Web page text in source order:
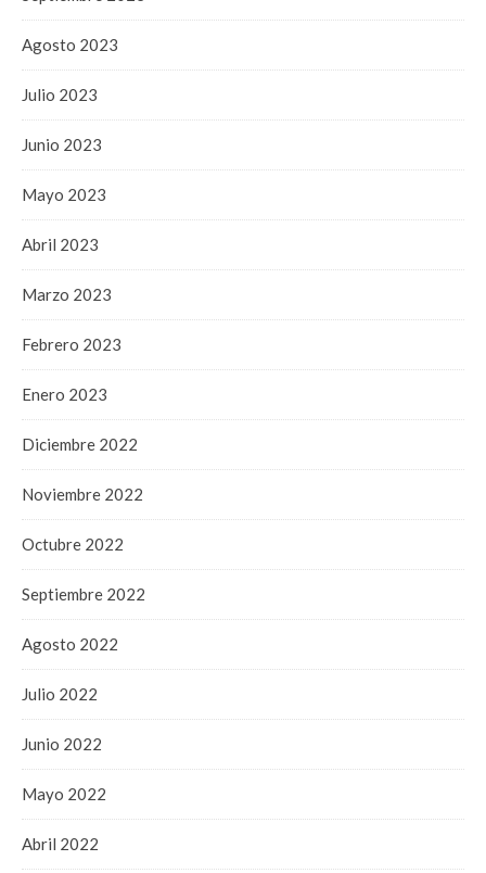
Agosto 2023
Julio 2023
Junio 2023
Mayo 2023
Abril 2023
Marzo 2023
Febrero 2023
Enero 2023
Diciembre 2022
Noviembre 2022
Octubre 2022
Septiembre 2022
Agosto 2022
Julio 2022
Junio 2022
Mayo 2022
Abril 2022